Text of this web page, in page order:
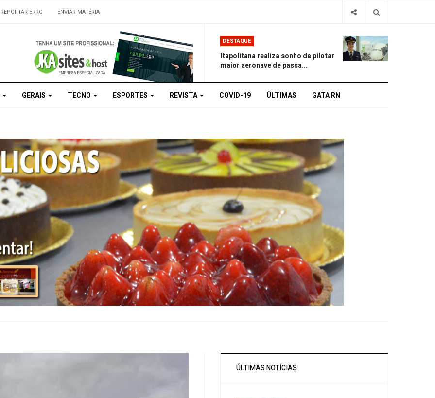
REPORTAR ERRO ENVIAR MATÉRIA
DESTAQUE
Itapolitana realiza sonho de pilotar
maior aeronave de passa...
GERAIS TECNO ESPORTES REVISTA COVID-19 ÚLTIMAS GATA RN
ÚLTIMAS NOTÍCIAS